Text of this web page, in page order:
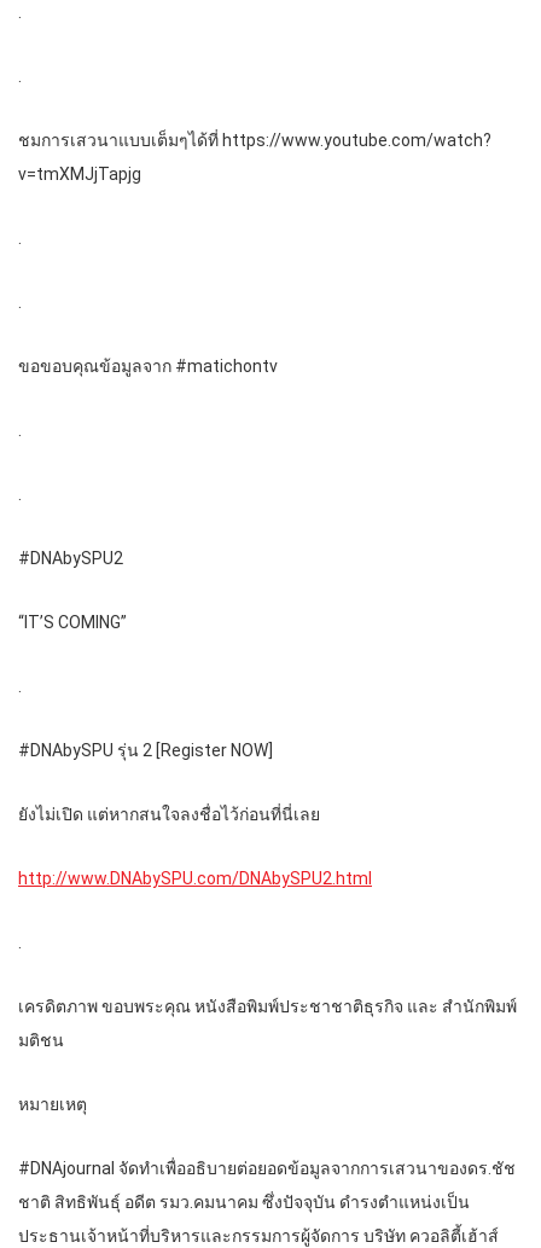
.
.
ชมการเสวนาแบบเต็มๆได้ที่ https://www.youtube.com/watch?
v=tmXMJjTapjg
.
.
ขอขอบคุณข้อมูลจาก #matichontv
.
.
#DNAbySPU2
“IT’S COMING”
.
#DNAbySPU รุ่น 2 [Register NOW]
ยังไม่เปิด แต่หากสนใจลงชื่อไว้ก่อนที่นี่เลย
http://www.DNAbySPU.com/DNAbySPU2.html
.
เครดิตภาพ ขอบพระคุณ หนังสือพิมพ์ประชาชาติธุรกิจ และ สำนักพิมพ์
มติชน
หมายเหตุ
#DNAjournal จัดทำเพื่ออธิบายต่อยอดข้อมูลจากการเสวนาของดร.ชัช
ชาติ สิทธิพันธุ์ อดีต รมว.คมนาคม ซึ่งปัจจุบัน ดำรงตำแหน่งเป็น
ประธานเจ้าหน้าที่บริหารและกรรมการผู้จัดการ บริษัท ควอลิตี้เฮ้าส์